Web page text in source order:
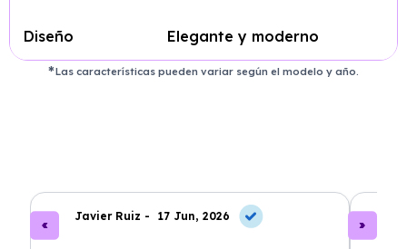
Diseño Elegante y moderno
Las características pueden variar según el modelo y año.
Javier Ruiz - 17 Jun, 2026